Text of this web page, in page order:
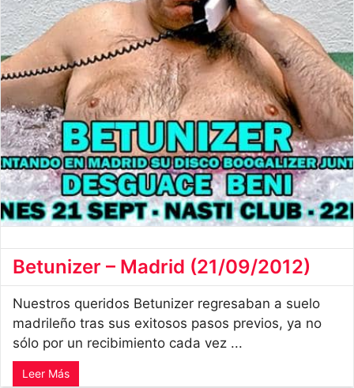
Betunizer – Madrid (21/09/2012)
Nuestros queridos Betunizer regresaban a suelo
madrileño tras sus exitosos pasos previos, ya no
sólo por un recibimiento cada vez ...
Leer Más